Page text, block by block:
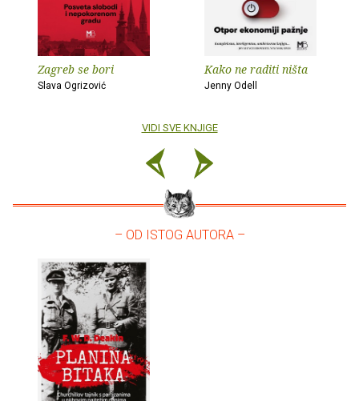
Zagreb se bori
Slava Ogrizović
Kako ne raditi ništa
Jenny Odell
VIDI SVE KNJIGE
– OD ISTOG AUTORA –